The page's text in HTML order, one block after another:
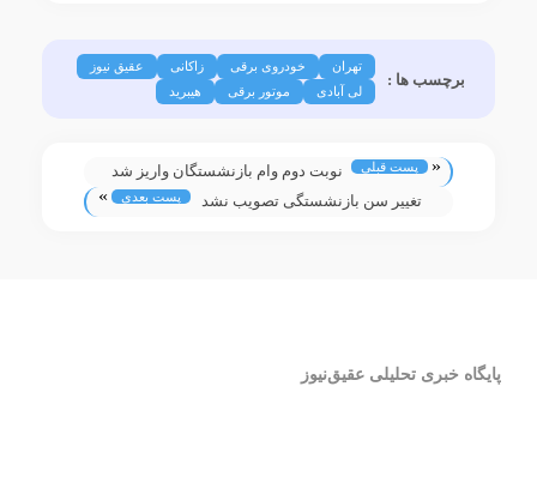
برچسب ها :
تهران خودروی برقی زاکانی
عقیق نیوز
لی آبادی
موتور برقی هیبرید
« پست قبلی
نوبت دوم وام بازنشستگان واریز شد
تغییر سن بازنشستگی تصویب نشد
پست بعدی »
پایگاه خبری تحلیلی عقیق‌نیوز